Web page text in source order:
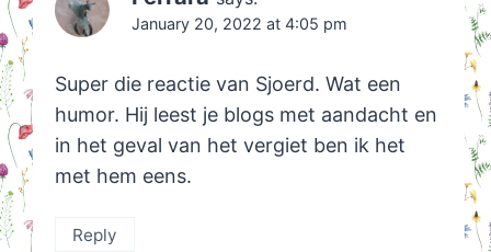
January 20, 2022 at 4:05 pm
Super die reactie van Sjoerd. Wat een
humor. Hij leest je blogs met aandacht en
in het geval van het vergiet ben ik het
met hem eens.
Reply